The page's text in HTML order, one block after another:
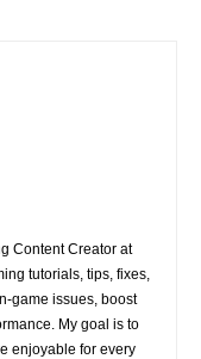
Content Creator at
tutorials, tips, fixes,
game issues, boost
My goal is to
enjoyable for every